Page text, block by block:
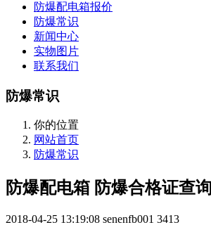
防爆配电箱报价
防爆常识
新闻中心
实物图片
联系我们
防爆常识
你的位置
网站首页
防爆常识
防爆配电箱 防爆合格证查询
2018-04-25 13:19:08 senenfb001 3413